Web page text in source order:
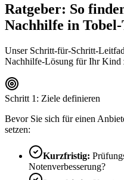
Ratgeber: So
Nachhilfe in
Unser Schritt-für-Schritt-
Nachhilfe-Lösung für Ihr Kind
Schritt 1: Ziele definieren
Bevor Sie sich für einen
setzen:
Kurzfristig:
Notenverbesserung?